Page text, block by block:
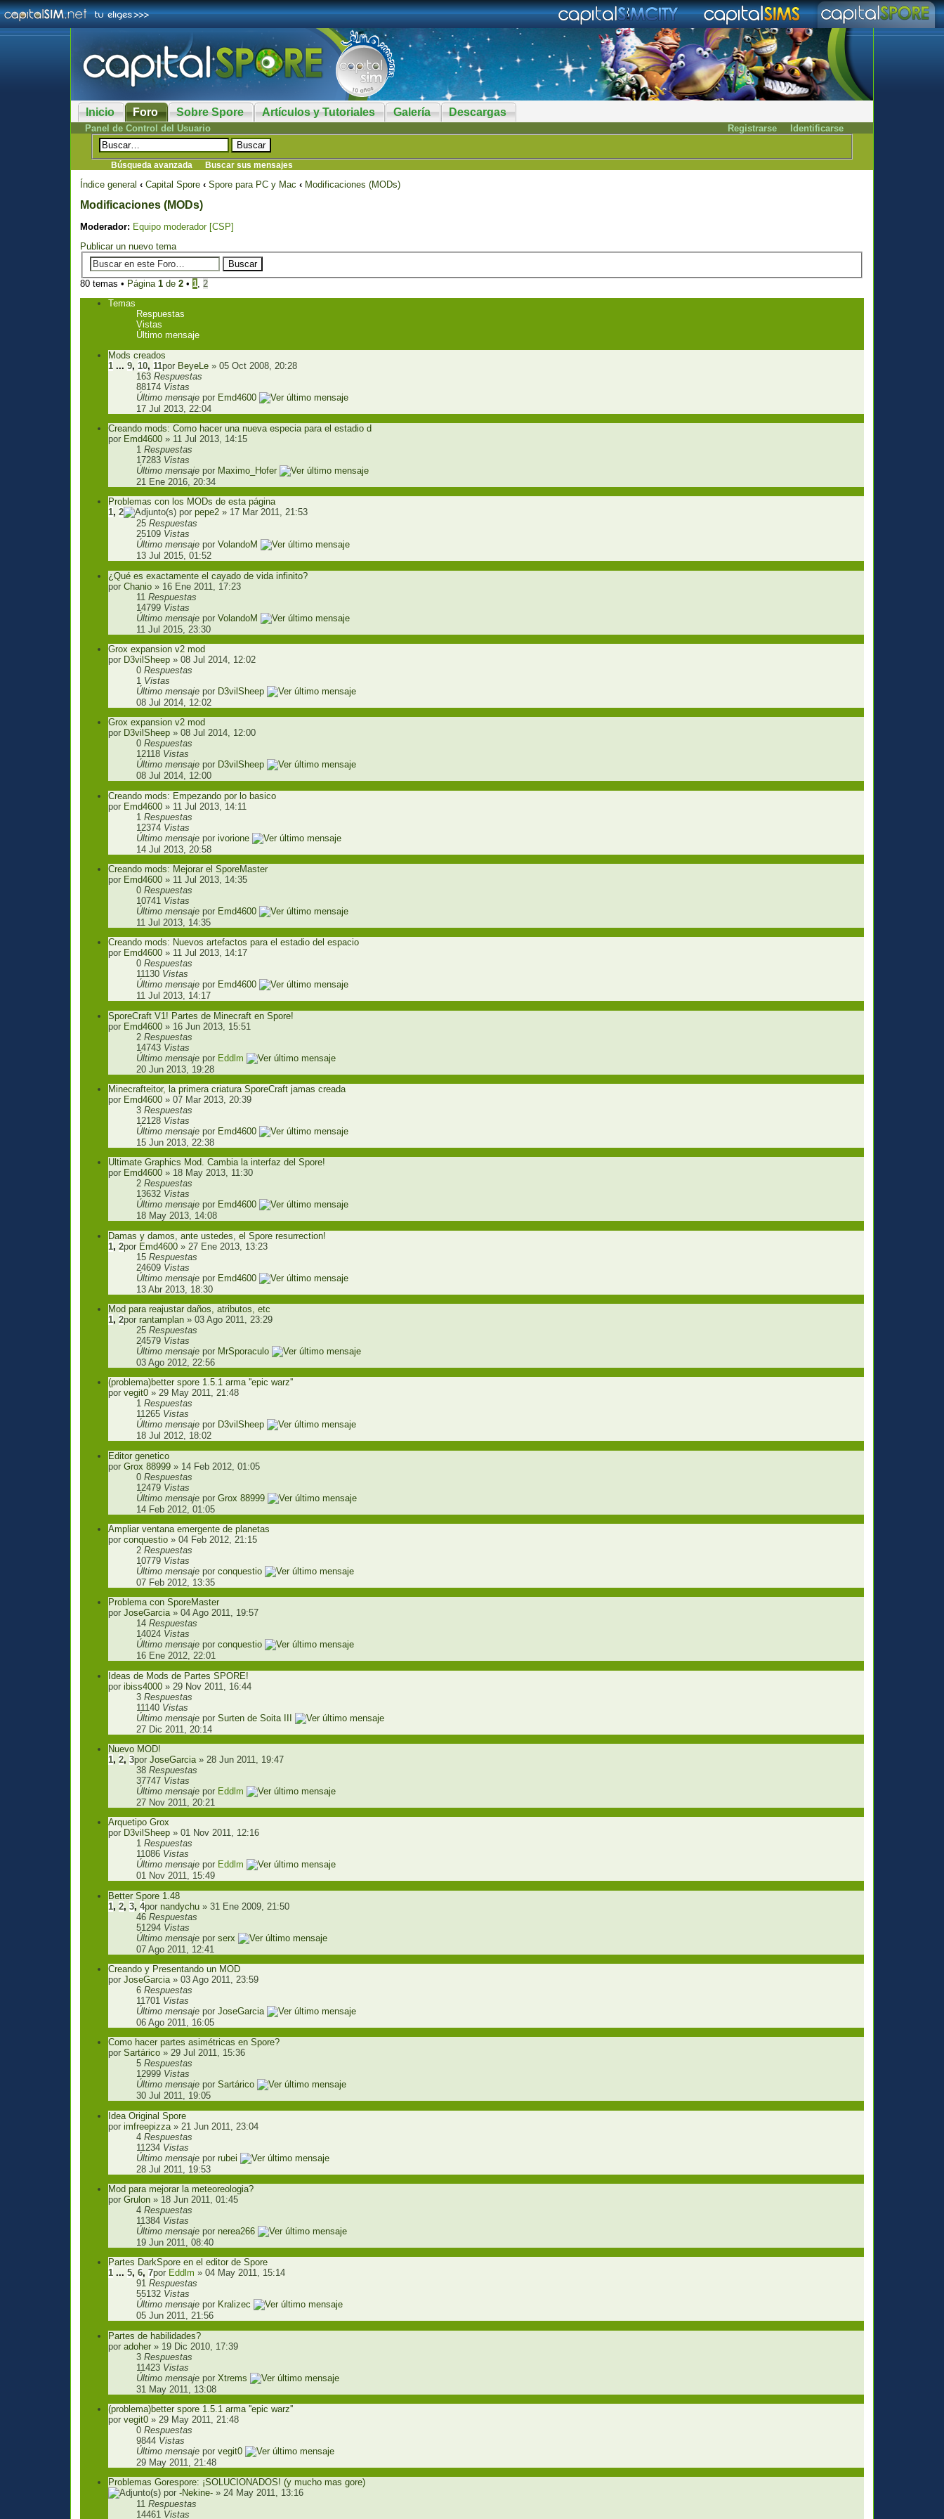
Inicio Foro Sobre Spore Artículos y Tutoriales Galería Descargas
Registrarse Identificarse
Panel de Control del Usuario
Búsqueda avanzada Buscar sus mensajes
Índice general ‹ Capital Spore ‹ Spore para PC y Mac ‹ Modificaciones (MODs)
Modificaciones (MODs)
Moderador: Equipo moderador [CSP]
Publicar un nuevo tema
80 temas • Página1 de2 •1,2
Temas
Respuestas
Vistas
Último mensaje
Mods creados
1 ...9, 10, 11por BeyeLe » 05 Oct 2008, 20:28
163Respuestas
88174 Vistas
Último mensajepor Emd4600
17 Jul 2013, 22:04
Creando mods: Como hacer una nueva especia para el estadio d
por Emd4600 » 11 Jul 2013, 14:15
1Respuestas
17283 Vistas
Último mensajepor Maximo_Hofer
21 Ene 2016, 20:34
Problemas con los MODs de esta página
1,2 porpepe2 » 17 Mar 2011, 21:53
25Respuestas
25109 Vistas
Último mensajeporVolandoM
13 Jul 2015, 01:52
¿Qué es exactamente el cayado de vida infinito?
porChanio » 16 Ene 2011, 17:23
11Respuestas
14799 Vistas
Último mensajeporVolandoM
11 Jul 2015, 23:30
Grox expansion v2 mod
por D3vilSheep » 08 Jul 2014, 12:02
0Respuestas
1 Vistas
Último mensajepor D3vilSheep
08 Jul 2014, 12:02
Grox expansion v2 mod
por D3vilSheep » 08 Jul 2014, 12:00
0Respuestas
12118 Vistas
Último mensajepor D3vilSheep
08 Jul 2014, 12:00
Creando mods: Empezando por lo basico
por Emd4600 » 11 Jul 2013, 14:11
1Respuestas
12374 Vistas
Último mensajeporivorione
14 Jul 2013, 20:58
Creando mods: Mejorar el SporeMaster
por Emd4600 » 11 Jul 2013, 14:35
0Respuestas
10741 Vistas
Último mensajepor Emd4600
11 Jul 2013, 14:35
Creando mods: Nuevos artefactos para el estadio del espacio
por Emd4600 » 11 Jul 2013, 14:17
0Respuestas
11130 Vistas
Último mensajepor Emd4600
11 Jul 2013, 14:17
SporeCraft V1! Partes de Minecraft en Spore!
por Emd4600 » 16 Jun 2013, 15:51
2Respuestas
14743 Vistas
Último mensajepor Eddlm
20 Jun 2013, 19:28
Minecrafteitor, la primera criatura SporeCraft jamas creada
por Emd4600 » 07 Mar 2013, 20:39
3Respuestas
12128 Vistas
Último mensajepor Emd4600
15 Jun 2013, 22:38
Ultimate Graphics Mod. Cambia la interfaz del Spore!
por Emd4600 » 18 May 2013, 11:30
2Respuestas
13632 Vistas
Último mensajepor Emd4600
18 May 2013, 14:08
Damas y damos, ante ustedes, el Spore resurrection!
1,2por Emd4600 » 27 Ene 2013, 13:23
15Respuestas
24609 Vistas
Último mensajepor Emd4600
13 Abr 2013, 18:30
Mod para reajustar daños, atributos, etc
1,2porrantamplan » 03 Ago 2011, 23:29
25Respuestas
24579 Vistas
Último mensajepor MrSporaculo
03 Ago 2012, 22:56
(problema)better spore 1.5.1 arma ''epic warz''
porvegit0 » 29 May 2011, 21:48
1Respuestas
11265 Vistas
Último mensajepor D3vilSheep
18 Jul 2012, 18:02
Editor genetico
porGrox 88999 » 14 Feb 2012, 01:05
0Respuestas
12479 Vistas
Último mensajeporGrox 88999
14 Feb 2012, 01:05
Ampliar ventana emergente de planetas
porconquestio » 04 Feb 2012, 21:15
2Respuestas
10779 Vistas
Último mensajeporconquestio
07 Feb 2012, 13:35
Problema con SporeMaster
porJoseGarcia» 04 Ago 2011, 19:57
14Respuestas
14024 Vistas
Último mensajeporconquestio
16 Ene 2012, 22:01
Ideas de Mods de Partes SPORE!
poribiss4000 » 29 Nov 2011, 16:44
3Respuestas
11140 Vistas
Último mensajeporSurten de Soita III
27 Dic 2011, 20:14
Nuevo MOD!
1,2,3porJoseGarcia » 28 Jun 2011, 19:47
38Respuestas
37747 Vistas
Último mensajepor Eddlm
27 Nov 2011, 20:21
Arquetipo Grox
por D3vilSheep » 01 Nov 2011, 12:16
1Respuestas
11086 Vistas
Último mensajepor Eddlm
01 Nov 2011, 15:49
Better Spore 1.48
1,2,3,4pornandychu » 31 Ene 2009, 21:50
46Respuestas
51294 Vistas
Último mensajeporserx
07 Ago 2011, 12:41
Creando y Presentando un MOD
porJoseGarcia » 03 Ago 2011, 23:59
6Respuestas
11701 Vistas
Último mensajeporJoseGarcia
06 Ago 2011, 16:05
Como hacer partes asimétricas en Spore?
porSartárico » 29 Jul 2011, 15:36
5Respuestas
12999 Vistas
Último mensajeporSartárico
30 Jul 2011, 19:05
Idea Original Spore
porimfreepizza » 21 Jun 2011, 23:04
4Respuestas
11234 Vistas
Último mensajeporrubei
28 Jul 2011, 19:53
Mod para mejorar la meteoreologia?
porGrulon » 18 Jun 2011, 01:45
4Respuestas
11384 Vistas
Último mensajepornerea266
19 Jun 2011, 08:40
Partes DarkSpore en el editor de Spore
1 ...5,6,7por Eddlm » 04 May 2011, 15:14
91Respuestas
55132 Vistas
Último mensajepor Kralizec
05 Jun 2011, 21:56
Partes de habilidades?
poradoher » 19 Dic 2010, 17:39
3Respuestas
11423 Vistas
Último mensajeporXtrems
31 May 2011, 13:08
(problema)better spore 1.5.1 arma ''epic warz''
porvegit0 » 29 May 2011, 21:48
0Respuestas
9844 Vistas
Último mensajeporvegit0
29 May 2011, 21:48
Problemas Gorespore: ¡SOLUCIONADOS! (y mucho mas gore)
por-Nekine- » 24 May 2011, 13:16
11Respuestas
14461 Vistas